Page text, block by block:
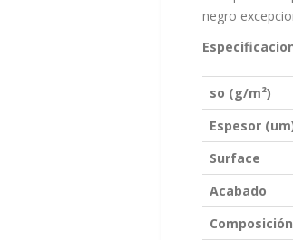
negro
so (g/m²)
Espesor
Surface
Acabado
Composición